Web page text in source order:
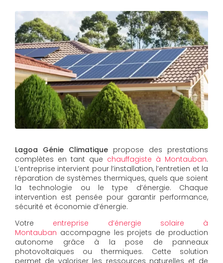
Lagoa Génie Climatique propose des prestations
complètes en tant que chauffagiste à Montauban.
L’entreprise intervient pour l’installation, l’entretien et la
réparation de systèmes thermiques, quels que soient
la technologie ou le type d’énergie. Chaque
intervention est pensée pour garantir performance,
sécurité et économie d’énergie.
Votre entreprise d’énergie solaire à
Montauban accompagne les projets de production
autonome grâce à la pose de panneaux
photovoltaïques ou thermiques. Cette solution